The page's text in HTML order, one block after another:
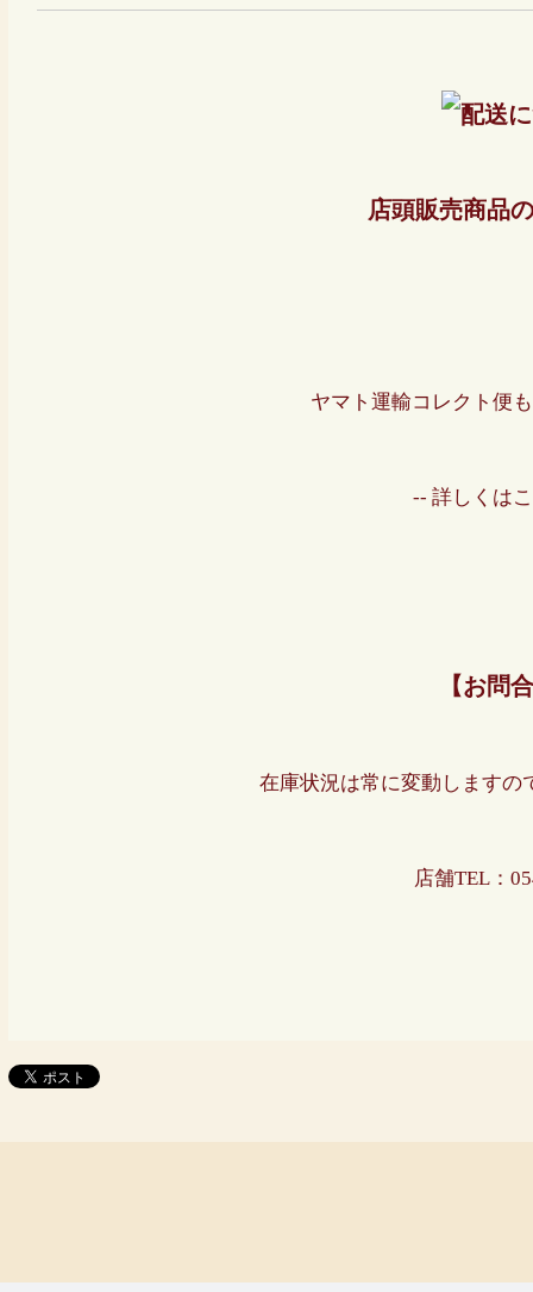
店頭販売商品
ヤマト運輸コレクト便
-- 詳しくは
【お問
在庫状況は常に変動しますの
店舗TEL：